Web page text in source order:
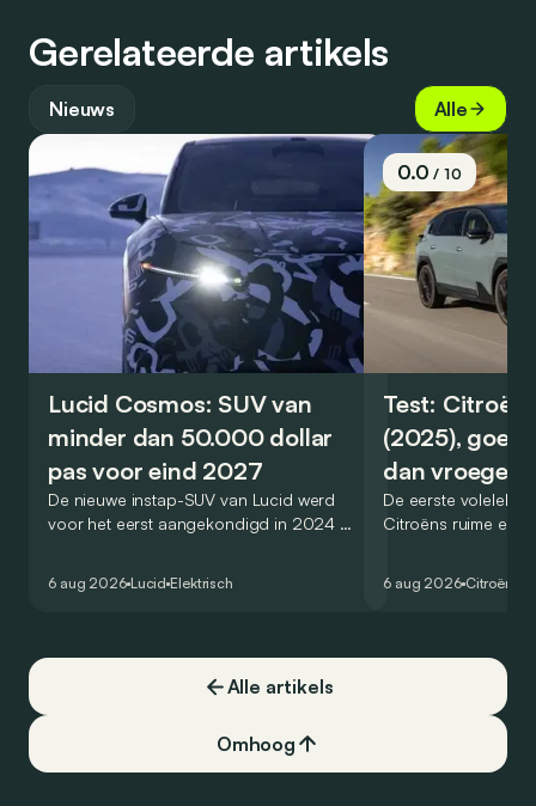
Gerelateerde artikels
Nieuws Alle
Lucid Cosmos: SUV van
minder dan 50.000 dollar
pas voor eind 2027
De nieuwe instap-SUV van Lucid werd
voor het eerst aangekondigd in 2024 en
constructeur vervoegen.
6 aug 2026 Lucid Elektrisch
0.0/ 10
Test: Citroën
(2025), goed
dan vroeger
De eerste
Citroëns ruime en
dat ook gelukt?
6 aug 2026 Citroën
Alle artikels
Omhoog